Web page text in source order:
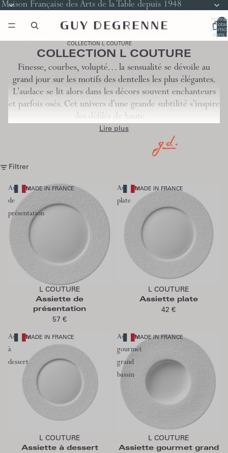
Maison Française des Arts de la Table depuis 1948
total
dans
COLLECTION L COUTURE
COLLECTION L COUTURE
Finesse, courbes, volupté… la sensualité se dévoile au
grand jour sur les motifs des dentelles les plus élégantes.
L’audace se lit alors dans les décors souvent enchanteurs
et parfois osés. Cet univers d’une grande subtilité s’inspire
des défilés de haute…
Lire plus
Filtrer
Assiette
de
présentation
MADE IN FRANCE
Ajouter au panier
L COUTURE
Assiette de
présentation
57 €
Assiette
plate
MADE IN FRANCE
Ajouter au panier
L COUTURE
Assiette plate
42 €
Assiette
à
dessert
MADE IN FRANCE
Ajouter au panier
L COUTURE
Assiette à dessert
Assiette
gourmet
grand
bassin
MADE IN FRANCE
Ajouter au panier
L COUTURE
Assiette gourmet grand